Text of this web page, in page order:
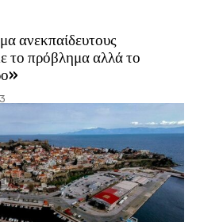
ανεκπαίδευτους
το πρόβλημα αλλά το